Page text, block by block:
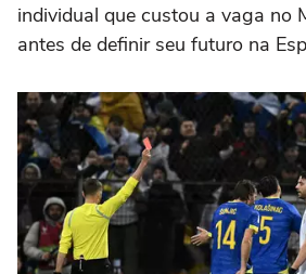
individual que custou a vaga no
antes de definir seu futuro na